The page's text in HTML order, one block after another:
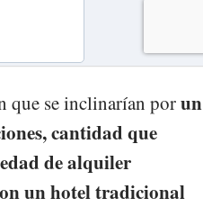
que se inclinarían porun
cantidad que
de alquiler
un hotel tradicional